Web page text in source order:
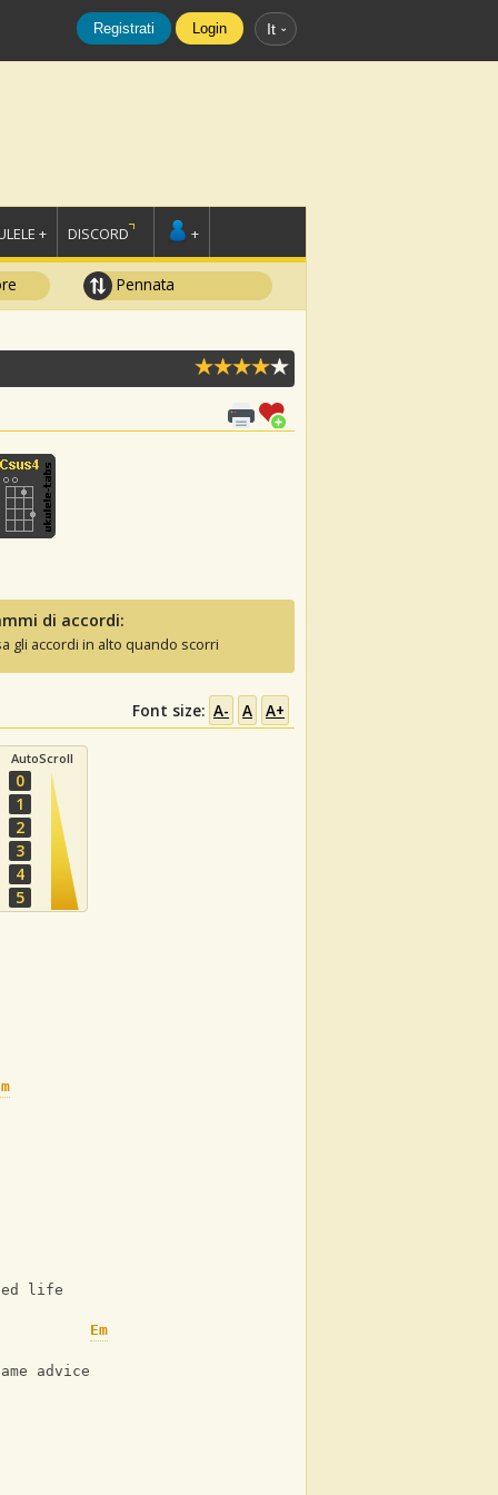
Registrati Login It
+ DISCORD +
Pennata
di accordi:
gli accordi in alto quando scorri
Font size: A- A A+
AutoScroll
0
1
2
3
4
5
life
Em
advice